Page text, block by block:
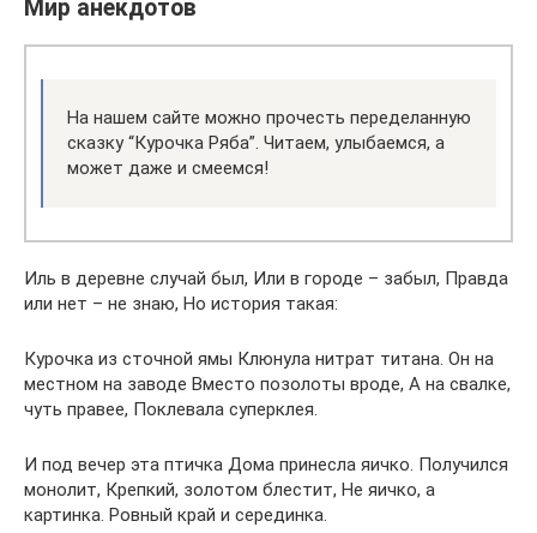
Мир анекдотов
На нашем сайте можно прочесть переделанную
сказку “Курочка Ряба”. Читаем, улыбаемся, а
может даже и смеемся!
Иль в деревне случай был, Или в городе – забыл, Правда
или нет – не знаю, Но история такая:
Курочка из сточной ямы Клюнула нитрат титана. Он на
местном на заводе Вместо позолоты вроде, А на свалке,
чуть правее, Поклевала суперклея.
И под вечер эта птичка Дома принесла яичко. Получился
монолит, Крепкий, золотом блестит, Не яичко, а
картинка. Ровный край и серединка.